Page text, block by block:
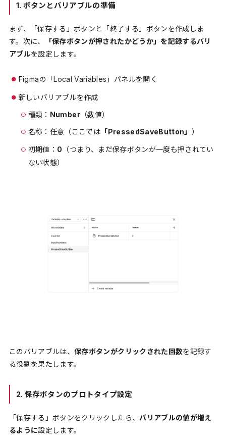
1. ボタンとバリアブルの準備
まず、「保存する」ボタンと「終了する」ボタンを作成しま
す。次に、
「保存ボタンが押されたかどうか」を記録するバリ
アブルを設定します。
Figmaの「Local Variables」パネルを開く
新しいバリアブルを作成
種類： Number（数値）
名称：任意（ここでは 「PressedSaveButton」 ）
初期値： 0 （つまり、まだ保存ボタンが一度も押されてい
ない状態）
このバリアブルは、保存ボタンがクリックされた回数を記録す
る役割を果たします。
2. 保存ボタンのプロトタイプ設定
「保存する」ボタンをクリックしたら、 バリアブルの値が増え
るように設定します。